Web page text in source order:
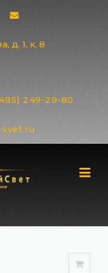
д. 1, к. 8
249-29-80